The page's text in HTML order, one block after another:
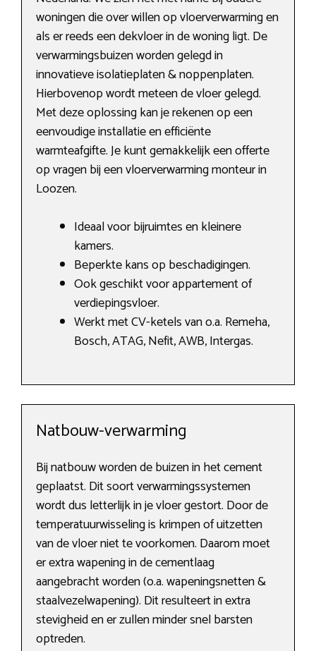
woningen die over willen op vloerverwarming en
als er reeds een dekvloer in de woning ligt. De
verwarmingsbuizen worden gelegd in
innovatieve isolatieplaten & noppenplaten.
Hierbovenop wordt meteen de vloer gelegd.
Met deze oplossing kan je rekenen op een
eenvoudige installatie en efficiënte
warmteafgifte. Je kunt gemakkelijk een offerte
op vragen bij een vloerverwarming monteur in
Loozen.
Ideaal voor bijruimtes en kleinere
kamers.
Beperkte kans op beschadigingen.
Ook geschikt voor appartement of
verdiepingsvloer.
Werkt met CV-ketels van o.a. Remeha,
Bosch, ATAG, Nefit, AWB, Intergas.
Natbouw-verwarming
Bij natbouw worden de buizen in het cement
geplaatst. Dit soort verwarmingssystemen
wordt dus letterlijk in je vloer gestort. Door de
temperatuurwisseling is krimpen of uitzetten
van de vloer niet te voorkomen. Daarom moet
er extra wapening in de cementlaag
aangebracht worden (o.a. wapeningsnetten &
staalvezelwapening). Dit resulteert in extra
stevigheid en er zullen minder snel barsten
optreden.